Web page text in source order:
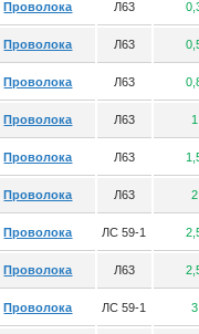
Проволока Л63
Проволока Л63
Проволока Л63
Проволока Л63 1
Проволока Л63
Проволока Л63 2
Проволока ЛС 59-1
Проволока Л63
Проволока ЛС 59-1 3